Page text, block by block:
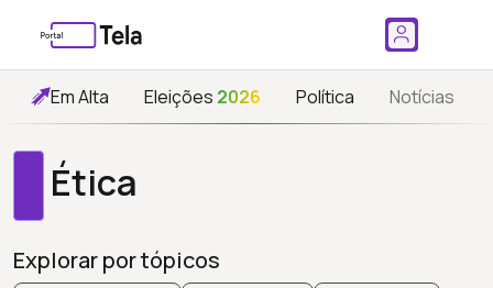
Em Alta Eleições 2026 Política Notícias
Ética
Explorar por tópicos